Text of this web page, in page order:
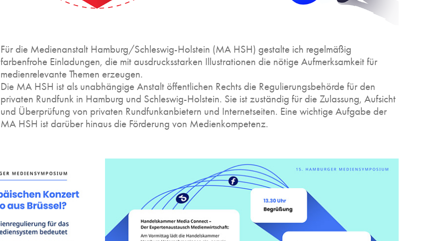
Für die Medienanstalt Hamburg/Schleswig-Holstein (MA HSH) gestalte ich regelmäßig
farbenfrohe Einladungen, die mit ausdrucksstarken Illustrationen die nötige Aufmerksamkeit für
medienrelevante Themen erzeugen.
Die MA HSH ist als unabhängige Anstalt öffentlichen Rechts die Regulierungsbehörde für den
privaten Rundfunk in Hamburg und Schleswig-Holstein. Sie ist zuständig für die Zulassung, Aufsicht
und Überprüfung von privaten Rundfunkanbietern und Internetseiten. Eine wichtige Aufgabe der
MA HSH ist darüber hinaus die Förderung von Medienkompetenz.​​​​​​​